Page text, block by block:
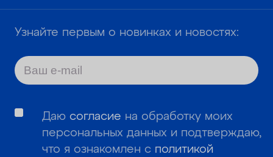
Узнайте первым о новинках и новостях:
Даю согласие на обработку моих
персональных данных и подтверждаю,
что я ознакомлен с политикой